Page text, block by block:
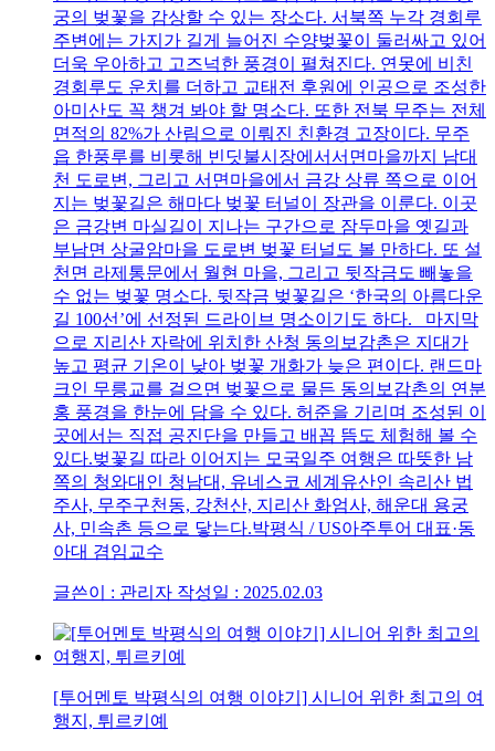
궁의 벚꽃을 감상할 수 있는 장소다. 서북쪽 누각 경회루
주변에는 가지가 길게 늘어진 수양벚꽃이 둘러싸고 있어
더욱 우아하고 고즈넉한 풍경이 펼쳐진다. 연못에 비친
경회루도 운치를 더하고 교태전 후원에 인공으로 조성한
아미산도 꼭 챙겨 봐야 할 명소다. 또한 전북 무주는 전체
면적의 82%가 산림으로 이뤄진 친환경 고장이다. 무주
읍 한풍루를 비롯해 빈딧불시장에서서면마을까지 남대
천 도로변, 그리고 서면마을에서 금강 상류 쪽으로 이어
지는 벚꽃길은 해마다 벚꽃 터널이 장관을 이룬다. 이곳
은 금강변 마실길이 지나는 구간으로 잠두마을 옛길과
부남면 상굴암마을 도로변 벚꽃 터널도 볼 만하다. 또 설
천면 라제통문에서 월현 마을, 그리고 뒷작금도 빼놓을
수 없는 벚꽃 명소다. 뒷작금 벚꽃길은 ‘한국의 아름다운
길 100선’에 선정된 드라이브 명소이기도 하다. 마지막
으로 지리산 자락에 위치한 산청 동의보감촌은 지대가
높고 평균 기온이 낮아 벚꽃 개화가 늦은 편이다. 랜드마
크인 무릉교를 걸으면 벚꽃으로 물든 동의보감촌의 연분
홍 풍경을 한눈에 담을 수 있다. 허준을 기리며 조성된 이
곳에서는 직접 공진단을 만들고 배꼽 뜸도 체험해 볼 수
있다.벚꽃길 따라 이어지는 모국일주 여행은 따뜻한 남
쪽의 청와대인 청남대, 유네스코 세계유산인 속리산 법
주사, 무주구천동, 강천산, 지리산 화엄사, 해운대 용궁
사, 민속촌 등으로 닿는다.박평식 / US아주투어 대표·동
아대 겸임교수
글쓴이 : 관리자 작성일 : 2025.02.03
[투어멘토 박평식의 여행 이야기] 시니어 위한 최고의 여
행지, 튀르키예